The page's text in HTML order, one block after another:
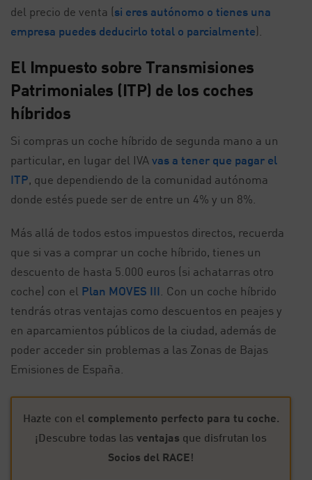
del precio de venta (si eres autónomo o tienes una
empresa puedes deducirlo total o parcialmente).
El Impuesto sobre Transmisiones
Patrimoniales (ITP) de los coches
híbridos
Si compras un coche híbrido de segunda mano a un
particular, en lugar del IVAvas a tener que pagar el
ITP, que dependiendo de la comunidad autónoma
donde estés puede ser de entre un 4% y un 8%.
Más allá de todos estos impuestos directos, recuerda
que si vas a comprar un coche híbrido, tienes un
descuento de hasta 5.000 euros (si achatarras otro
coche) con el Plan MOVES III . Con un coche híbrido
tendrás otras ventajas como descuentos en peajes y
en aparcamientos públicos de la ciudad, además de
poder acceder sin problemas a las Zonas de Bajas
Emisiones de España.
Hazte con el complemento perfecto para tu coche.
¡Descubre todas las ventajas que disfrutan los
Socios del RACE!